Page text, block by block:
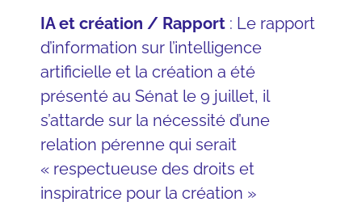
IA et création / Rapport : Le rapport
d’information sur l’intelligence
artificielle et la création a été
présenté au Sénat le 9 juillet, il
s’attarde sur la nécessité d’une
relation pérenne qui serait
« respectueuse des droits et
inspiratrice pour la création »